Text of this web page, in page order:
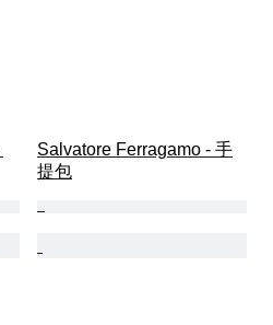
Salvatore Ferragamo - 手
提包